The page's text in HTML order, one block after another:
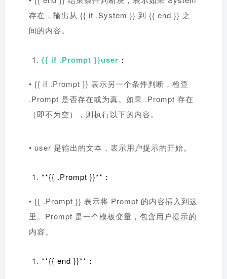
存在，输出从 {{ if .System }} 到 {{ end }} 之
间的内容。
{{ if .Prompt }}user ：
• {{ if .Prompt }} 表示另一个条件判断，检查
.Prompt 是否存在或为真。如果 .Prompt 存在
（即不为空），则执行以下的内容。
• user 是输出的文本，表示用户提示的开始。
**{{ .Prompt }}**：
• {{ .Prompt }} 表示将 Prompt 的内容插入到这
里。Prompt 是一个模板变量，包含用户提示的
内容。
**{{ end }}**：